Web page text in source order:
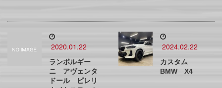
2020.01.22
ランボルギー
ニ アヴェンタ
ドール ピレリ
2024.02.22
カスタム
BMW X4